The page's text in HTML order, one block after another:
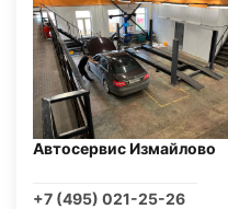
Автосервис Измайлово
+7 (495) 021-25-26